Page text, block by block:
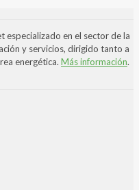
especializado en el sector de la
y servicios, dirigido tanto a
energética. Más información.